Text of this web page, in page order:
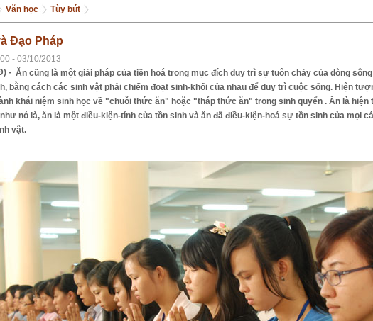
Văn học Tùy bút
Đạo Pháp
- 03/10/2013
- Ăn cũng là một giải pháp của tiến hoá trong mục đích duy trì sự tuôn chảy của dòng
bằng cách các sinh vật phải chiếm đoạt sinh-khối của nhau để duy trì cuộc sống. Hiện
khái niệm sinh học về "chuỗi thức ăn" hoặc "tháp thức ăn" trong sinh quyển . Ăn là
nó là, ăn là một điều-kiện-tính của tồn sinh và ăn đã điều-kiện-hoá sự tồn sinh của mọi
vật.